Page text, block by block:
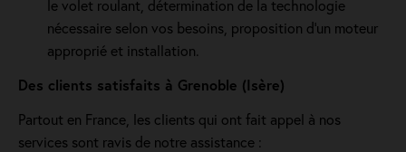
le volet roulant, détermination de la technologie
nécessaire selon vos besoins, proposition d'un moteur
approprié et installation.
Des clients satisfaits à Grenoble (Isère)
Partout en France, les clients qui ont fait appel à nos
services sont ravis de notre assistance :